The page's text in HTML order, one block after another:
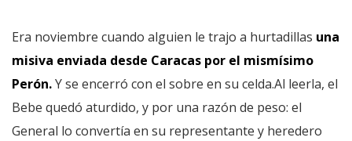
Era noviembre cuando alguien le trajo a hurtadillas una
misiva enviada desde Caracas por el mismísimo
Perón.Y se encerró con el sobre en su celda.Al leerla, el
Bebe quedó aturdido, y por una razón de peso: el
General lo convertía en su representante y heredero